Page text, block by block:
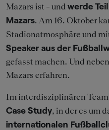
Mazars ist – und werde
Mazars. Am 16. Oktober
Stadionatmosphäre und
Speaker aus der
gefasst machen. Und
Mazars erfahren.
Im interdisziplinären
Case Study, in der es um
internationalen